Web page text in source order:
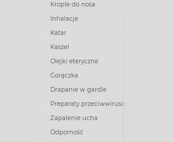
Krople do nosa
Inhalacje
Katar
Kaszel
Olejki eteryczne
Gorączka
Drapanie w gardle
Preparaty przeciwwirusowe
Zapalenie ucha
Odporność